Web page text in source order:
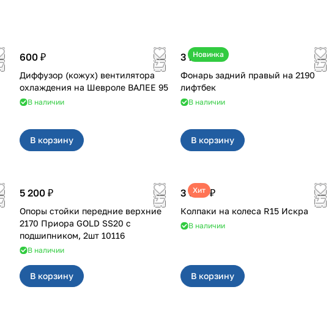
600 ₽
Диффузор (кожух) вентилятора
охлаждения на Шевроле ВАЛЕЕ 95
В наличии
В корзину
Новинка
3 100 ₽
Фонарь задний правый на 2190
лифтбек
В наличии
В корзину
5 200 ₽
Опоры стойки передние верхние
2170 Приора GOLD SS20 с
подшипником, 2шт 10116
В наличии
В корзину
Хит
3 380 ₽
Колпаки на колеса R15 Искра
В наличии
В корзину